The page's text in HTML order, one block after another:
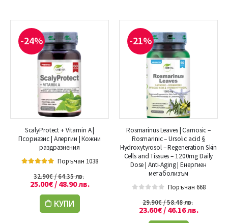
-24%
ScalyProtect + Vitamin A |
Псориазис | Алергии | Кожни
раздразнения
Поръчан 1038
32.90€/ 64.35 лв.
25.00€/ 48.90 лв.
КУПИ
-21%
Rosmarinus Leaves | Carnosic –
Rosmarinic – Ursolic acid §
Hydroxytyrosol – Regeneration Skin
Cells and Tissues – 1200mg Daily
Dose | Anti-Aging | Енергиен
метаболизъм
Поръчан 668
29.90€/ 58.48 лв.
23.60€/ 46.16 лв.